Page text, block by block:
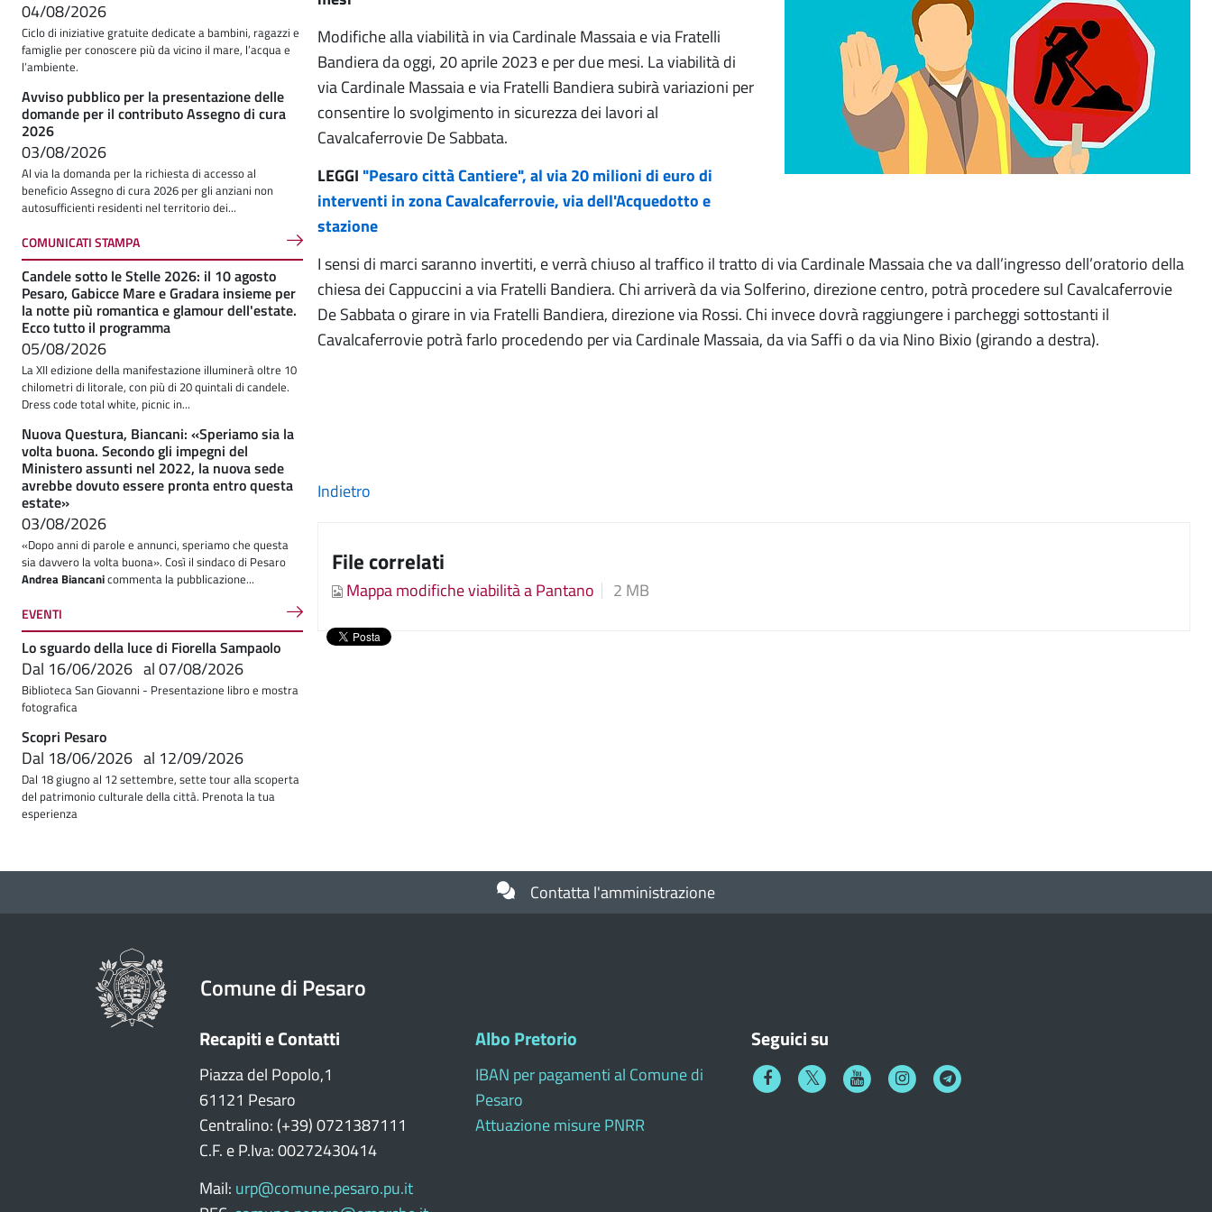
Modifiche alla viabilità in via Cardinale Massaia e via Fratelli
Bandiera da oggi, 20 aprile 2023 e per due mesi. La viabilità di
via Cardinale Massaia e via Fratelli Bandiera subirà variazioni per
consentire lo svolgimento in sicurezza dei lavori al
Cavalcaferrovie De Sabbata.
LEGGI "Pesaro città Cantiere", al via 20 milioni di euro di
interventi in zona Cavalcaferrovie, via dell'Acquedotto e
stazione
I sensi di marci saranno invertiti, e verrà chiuso al traffico il tratto di via Cardinale Massaia che va dall’ingresso dell’oratorio della
chiesa dei Cappuccini a via Fratelli Bandiera. Chi arriverà da via Solferino, direzione centro, potrà procedere sul Cavalcaferrovie
De Sabbata o girare in via Fratelli Bandiera, direzione via Rossi. Chi invece dovrà raggiungere i parcheggi sottostanti il
Cavalcaferrovie potrà farlo procedendo per via Cardinale Massaia, da via Saffi o da via Nino Bixio (girando a destra).
Indietro
File correlati
Mappa modifiche viabilità a Pantano 2 MB
04/08/2026
Ciclo di iniziative gratuite dedicate a bambini, ragazzi e
famiglie per conoscere più da vicino il mare, l’acqua e
l’ambiente.
Avviso pubblico per la presentazione delle
domande per il contributo Assegno di cura
2026
03/08/2026
Al via la domanda per la richiesta di accesso al
beneficio Assegno di cura 2026 per gli anziani non
autosufficienti residenti nel territorio dei...
COMUNICATI STAMPA
Candele sotto le Stelle 2026: il 10 agosto
Pesaro, Gabicce Mare e Gradara insieme per
la notte più romantica e glamour dell'estate.
Ecco tutto il programma
05/08/2026
La XII edizione della manifestazione illuminerà oltre 10
chilometri di litorale, con più di 20 quintali di candele.
Dress code total white, picnic in...
Nuova Questura, Biancani: «Speriamo sia la
volta buona. Secondo gli impegni del
Ministero assunti nel 2022, la nuova sede
avrebbe dovuto essere pronta entro questa
estate»
03/08/2026
«Dopo anni di parole e annunci, speriamo che questa
sia davvero la volta buona». Così il sindaco di Pesaro
Andrea Biancanicommenta la pubblicazione...
EVENTI
Lo sguardo della luce di Fiorella Sampaolo
Dal 16/06/2026 al07/08/2026
Biblioteca San Giovanni - Presentazione libro e mostra
fotografica
Scopri Pesaro
Dal 18/06/2026 al 12/09/2026
Dal 18 giugno al 12 settembre, sette tour alla scoperta
del patrimonio culturale della città. Prenota la tua
esperienza
Contatta l'amministrazione
Comune di Pesaro
Recapiti e Contatti
Piazza del Popolo,1
61121 Pesaro
Centralino: (+39) 0721387111
C.F. e P.Iva: 00272430414
Mail: urp@comune.pesaro.pu.it
Albo Pretorio
IBAN per pagamenti al Comune di
Pesaro
Attuazione misure PNRR
Seguici su
FacebookTwitter YoutubeInstagramTelegram